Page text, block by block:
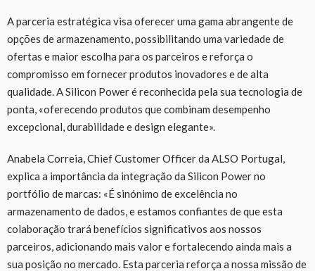
A parceria estratégica visa oferecer uma gama abrangente de
opções de armazenamento, possibilitando uma variedade de
ofertas e maior escolha para os parceiros e reforça o
compromisso em fornecer produtos inovadores e de alta
qualidade. A Silicon Power é reconhecida pela sua tecnologia de
ponta, «oferecendo produtos que combinam desempenho
excepcional, durabilidade e design elegante».
Anabela Correia, Chief Customer Officer da ALSO Portugal,
explica a importância da integração da Silicon Power no
portfólio de marcas: «É sinónimo de excelência no
armazenamento de dados, e estamos confiantes de que esta
colaboração trará benefícios significativos aos nossos
parceiros, adicionando mais valor e fortalecendo ainda mais a
sua posição no mercado. Esta parceria reforça a nossa missão de